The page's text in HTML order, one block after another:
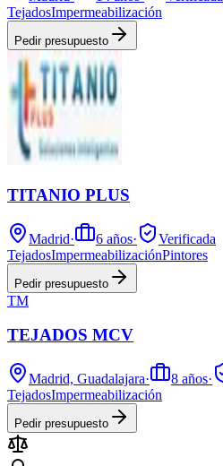
TejadosImpermeabilización
Pedir presupuesto
TITANIO PLUS
Madrid· 6 años·
Verificada
TejadosImpermeabilizaciónPintores
Pedir presupuesto
TM
TEJADOS MCV
Madrid, Guadalajara· 8 años·
TejadosImpermeabilización
Pedir presupuesto